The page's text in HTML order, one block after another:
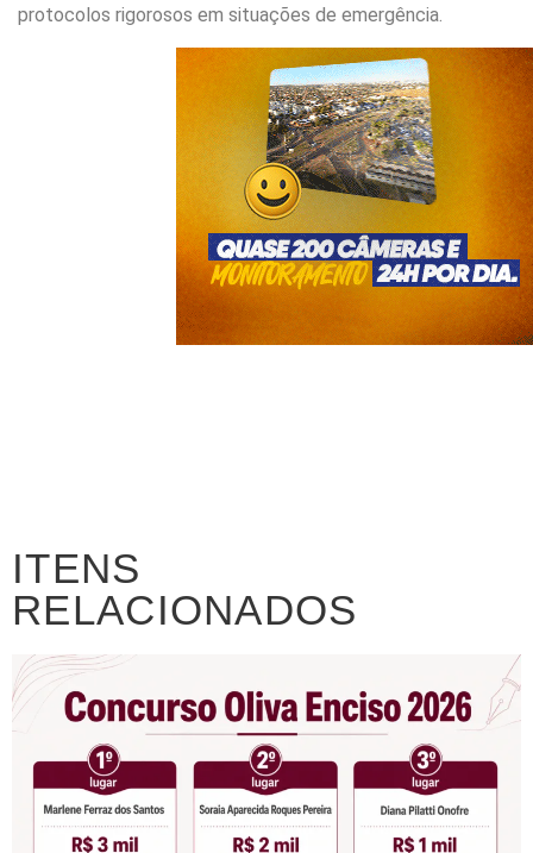
protocolos rigorosos em situações de emergência.
ITENS
RELACIONADOS